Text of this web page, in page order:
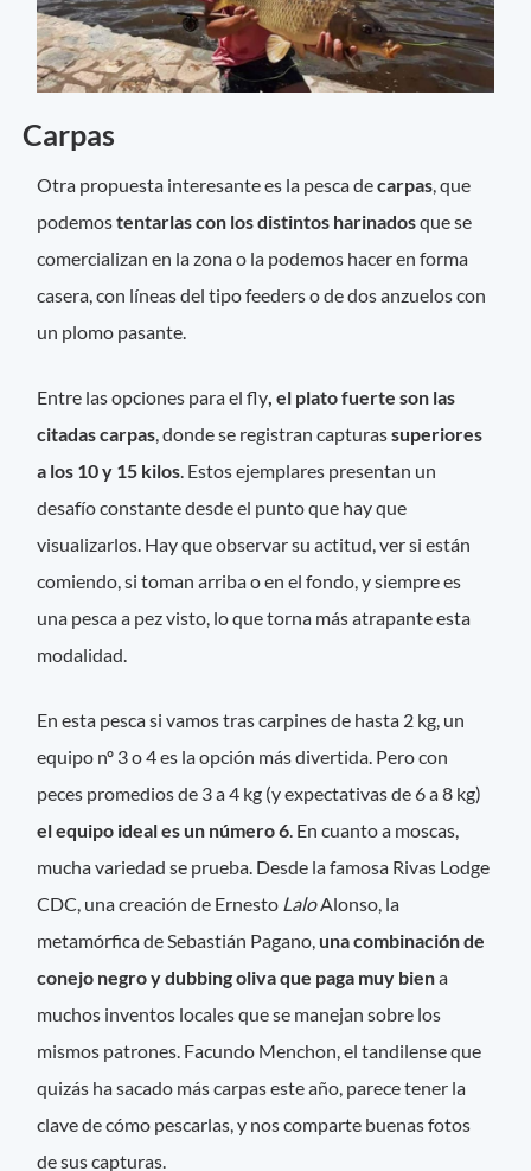
Carpas
Otra propuesta interesante es la pesca decarpas, que
podemostentarlas con los distintos harinadosque se
comercializan en la zona o la podemos hacer en forma
casera, con líneas del tipo feeders o de dos anzuelos con
un plomo pasante.
Entre las opciones para el fly, el plato fuerte son las
citadas carpas, donde se registran capturassuperiores
a los 10 y 15 kilos. Estos ejemplares presentan un
desafío constante desde el punto que hay que
visualizarlos. Hay que observar su actitud, ver si están
comiendo, si toman arriba o en el fondo, y siempre es
una pesca a pez visto, lo que torna más atrapante esta
modalidad.
En esta pesca si vamos tras carpines de hasta 2 kg, un
equipo nº 3 o 4 es la opción más divertida. Pero con
peces promedios de 3 a 4 kg (y expectativas de 6 a 8 kg)
el equipo ideal es un número 6. En cuanto a moscas,
mucha variedad se prueba. Desde la famosa Rivas Lodge
CDC, una creación de Ernesto LaloAlonso, la
metamórfica de Sebastián Pagano, una combinación de
conejo negro y dubbing oliva que paga muy biena
muchos inventos locales que se manejan sobre los
mismos patrones. Facundo Menchon, el tandilense que
quizás ha sacado más carpas este año, parece tener la
clave de cómo pescarlas, y nos comparte buenas fotos
de sus capturas.